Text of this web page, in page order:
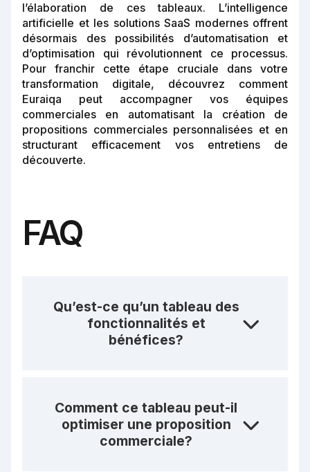
l’élaboration de ces tableaux. L’intelligence
artificielle et les solutions SaaS modernes offrent
désormais des possibilités d’automatisation et
d’optimisation qui révolutionnent ce processus.
Pour franchir cette étape cruciale dans votre
transformation digitale, découvrez comment
Euraiqa peut accompagner vos équipes
commerciales en automatisant la création de
propositions commerciales personnalisées et en
structurant efficacement vos entretiens de
découverte.
FAQ
Qu’est-ce qu’un tableau des
fonctionnalités et
bénéfices?
Comment ce tableau peut-il
optimiser une proposition
commerciale?